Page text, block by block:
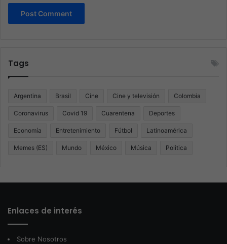
Tags
Argentina Brasil Cine Cine y televisión Colombia
Coronavirus Covid 19 Cuarentena Deportes
Economía Entretenimiento Fútbol Latinoamérica
Memes (ES) Mundo México Música Politica
Enlaces de interés
Sobre Nosotros